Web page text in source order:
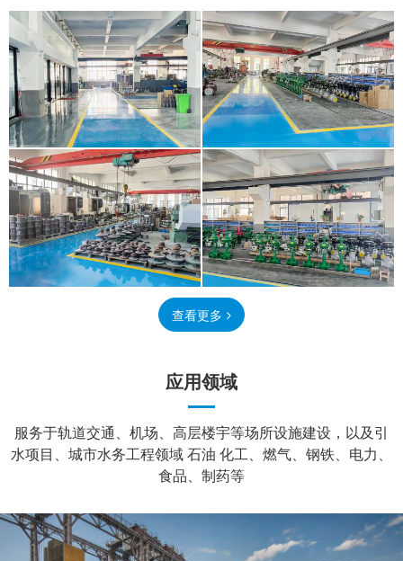
查看更多
应用领域
服务于轨道交通、机场、高层楼宇等场所设施建设，以及引
水项目、城市水务工程领域 石油 化工、燃气、钢铁、电力、
食品、制药等